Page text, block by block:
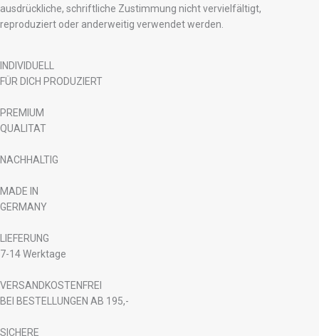
ausdrückliche, schriftliche Zustimmung nicht vervielfältigt,
reproduziert oder anderweitig verwendet werden.
INDIVIDUELL
FÜR DICH PRODUZIERT
PREMIUM
QUALITAT
NACHHALTIG
MADE IN
GERMANY
LIEFERUNG
7-14 Werktage
VERSANDKOSTENFREI
BEI BESTELLUNGEN AB 195,-
SICHERE